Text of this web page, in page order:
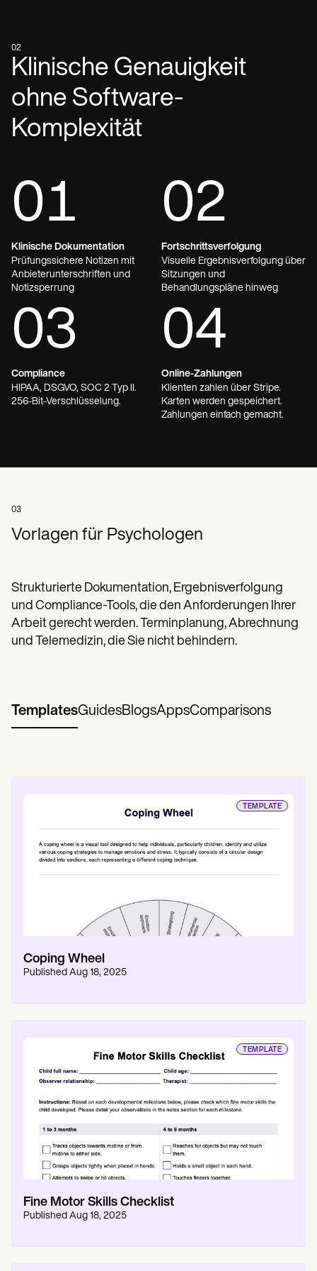
02
Klinische Genauigkeit
ohne Software-
Komplexität
01
Klinische Dokumentation
Prüfungssichere Notizen mit
Anbieterunterschriften und
Notizsperrung
02
Fortschrittsverfolgung
Visuelle Ergebnisverfolgung über
Sitzungen und
Behandlungspläne hinweg
03
Compliance
HIPAA, DSGVO, SOC 2 Typ II.
256-Bit-Verschlüsselung.
04
Online-Zahlungen
Klienten zahlen über Stripe.
Karten werden gespeichert.
Zahlungen einfach gemacht.
03
Vorlagen für Psychologen
Strukturierte Dokumentation, Ergebnisverfolgung
und Compliance-Tools, die den Anforderungen Ihrer
Arbeit gerecht werden. Terminplanung, Abrechnung
und Telemedizin, die Sie nicht behindern.
TemplatesGuidesBlogsAppsComparisons
TEMPLATE
Coping Wheel
Published Aug 18, 2025
TEMPLATE
Fine Motor Skills Checklist
Published Aug 18, 2025